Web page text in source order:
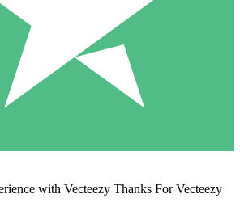
with Vecteezy Thanks For Vecteezy